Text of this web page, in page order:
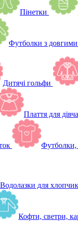
Пінетки
Футболки з
Дитячі гольфи
Плаття для
Футболки,
Водолазки для
Кофти, светри,